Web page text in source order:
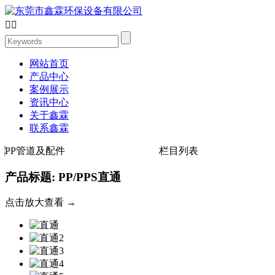
 
网站首页
产品中心
案例展示
资讯中心
关于鑫霖
联系鑫霖
PP管道及配件 栏目列表
产品标题: PP/PPS直通
点击放大查看 →